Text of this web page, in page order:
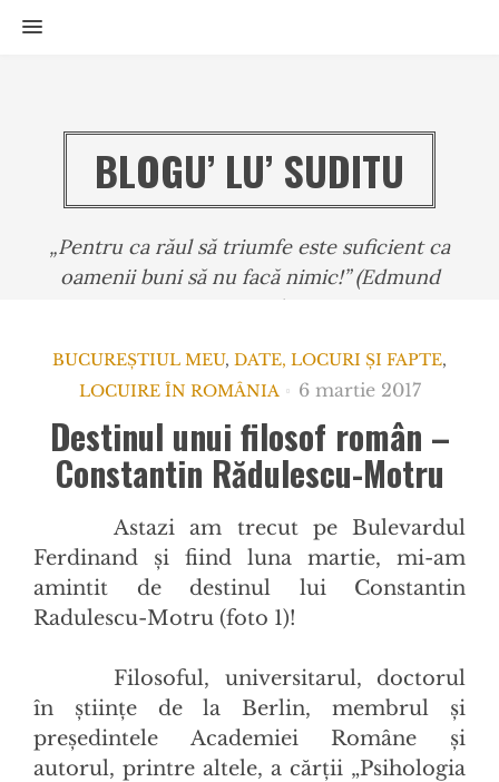
MENU
BLOGU’ LU’ SUDITU
„Pentru ca răul să triumfe este suficient ca
oamenii buni să nu facă nimic!” (Edmund
BURKE)
BUCUREȘTIUL MEU, DATE, LOCURI ȘI FAPTE,
LOCUIRE ÎN ROMÂNIA
6 martie 2017
Destinul unui filosof român –
Constantin Rădulescu-Motru
Astazi am trecut pe Bulevardul
Ferdinand și fiind luna martie, mi-am
amintit de destinul lui Constantin
Radulescu-Motru (foto 1)!
Filosoful, universitarul, doctorul
în științe de la Berlin, membrul și
președintele Academiei Române și
autorul, printre altele, a cărții „Psihologia